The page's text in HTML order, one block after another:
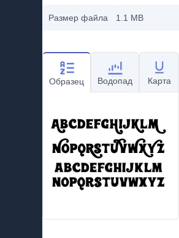
Размер файла 1.1 MB
Образец Водопад Карта